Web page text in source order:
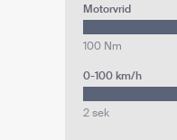
Motorvrid
100 Nm
0-100 km/h
2 sek